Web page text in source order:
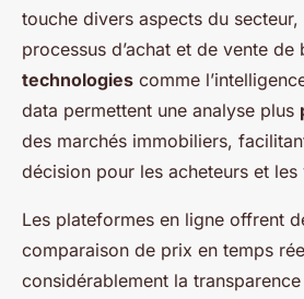
touche divers aspects du
processus d’achat et de vente de
technologies comme
data permettent une analyse plus
des marchés immobiliers,
décision pour les acheteurs et les
Les plateformes en ligne offrent
comparaison de prix en temps
considérablement la